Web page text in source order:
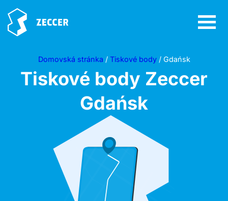
Domovská stránka / Tiskové body/ Gdańsk
Tiskové body Zeccer
Gdańsk